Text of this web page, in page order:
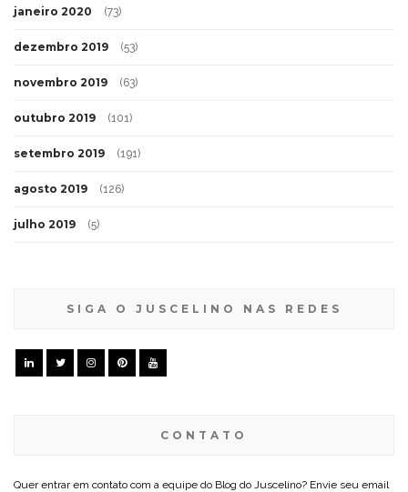
janeiro 2020 (73)
dezembro 2019 (53)
novembro 2019 (63)
outubro 2019 (101)
setembro 2019 (191)
agosto 2019 (126)
julho 2019 (5)
SIGA O JUSCELINO NAS REDES
CONTATO
Quer entrar em contato com a equipe do Blog do Juscelino? Envie seu email